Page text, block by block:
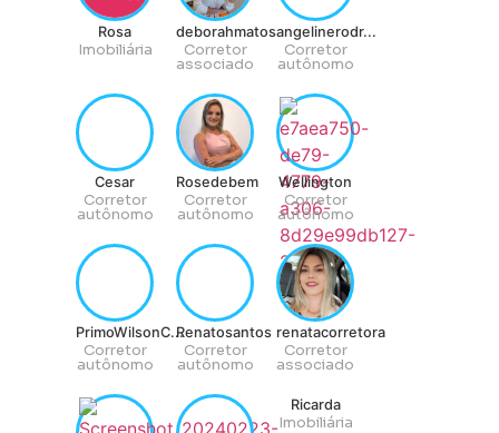
Rosa
Imobiliária
deborahmatos
Corretor
associado
angelinerodr...
Corretor
autônomo
Cesar
Corretor
autônomo
Rosedebem
Corretor
autônomo
Wellington
Corretor
autônomo
PrimoWilsonC...
Corretor
autônomo
Renatosantos
Corretor
autônomo
renatacorretora
Corretor
associado
Ricarda
Imobiliária